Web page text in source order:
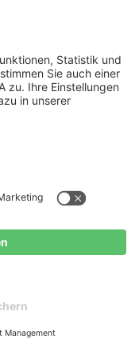
nach
30.000 €, 30 %
erreicht